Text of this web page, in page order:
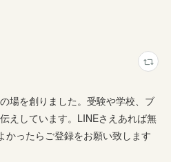
場を創りました。受験や学校、ブ
えしています。LINEさえあれば無
かったらご登録をお願い致します